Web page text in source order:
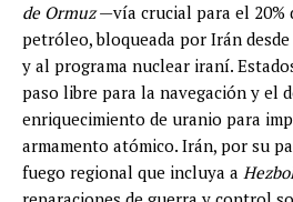
de Ormuz—vía crucial para el 20%
petróleo, bloqueada por Irán
y al programa nuclear iraní.
paso libre para la navegación y el
enriquecimiento de uranio para
armamento atómico. Irán, por su
fuego regional que incluya a